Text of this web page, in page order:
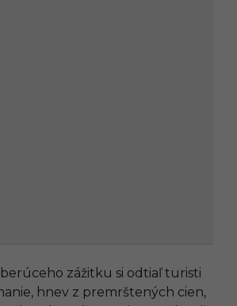
zážitku si odtiaľ turisti
hnev z premrštených cien,